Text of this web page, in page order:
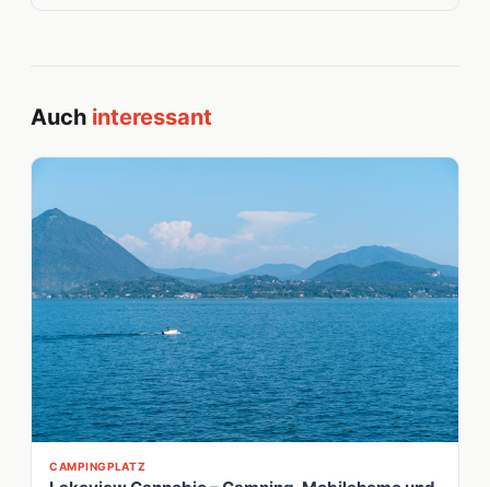
Auch interessant
CAMPINGPLATZ